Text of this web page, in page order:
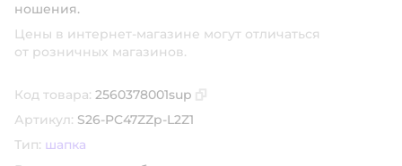
ношения.
Цены в интернет-магазине могут отличаться
от розничных магазинов.
Код товара: 2560378001sup
Артикул: S26-PC47ZZp-L2Z1
Тип: шапка